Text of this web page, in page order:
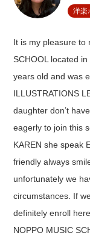
洋楽
It is my pleasure to
SCHOOL located
years old and was
ILLUSTRATIONS
daughter don’t
eagerly to join this
KAREN she speak
friendly always
unfortunately we
circumstances. If
definitely enroll
NOPPO MUSIC